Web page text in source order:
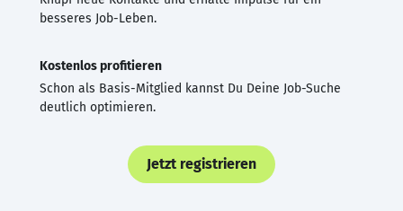
besseres Job-Leben.
Kostenlos profitieren
Schon als Basis-Mitglied kannst Du Deine Job-Suche
deutlich optimieren.
Jetzt registrieren